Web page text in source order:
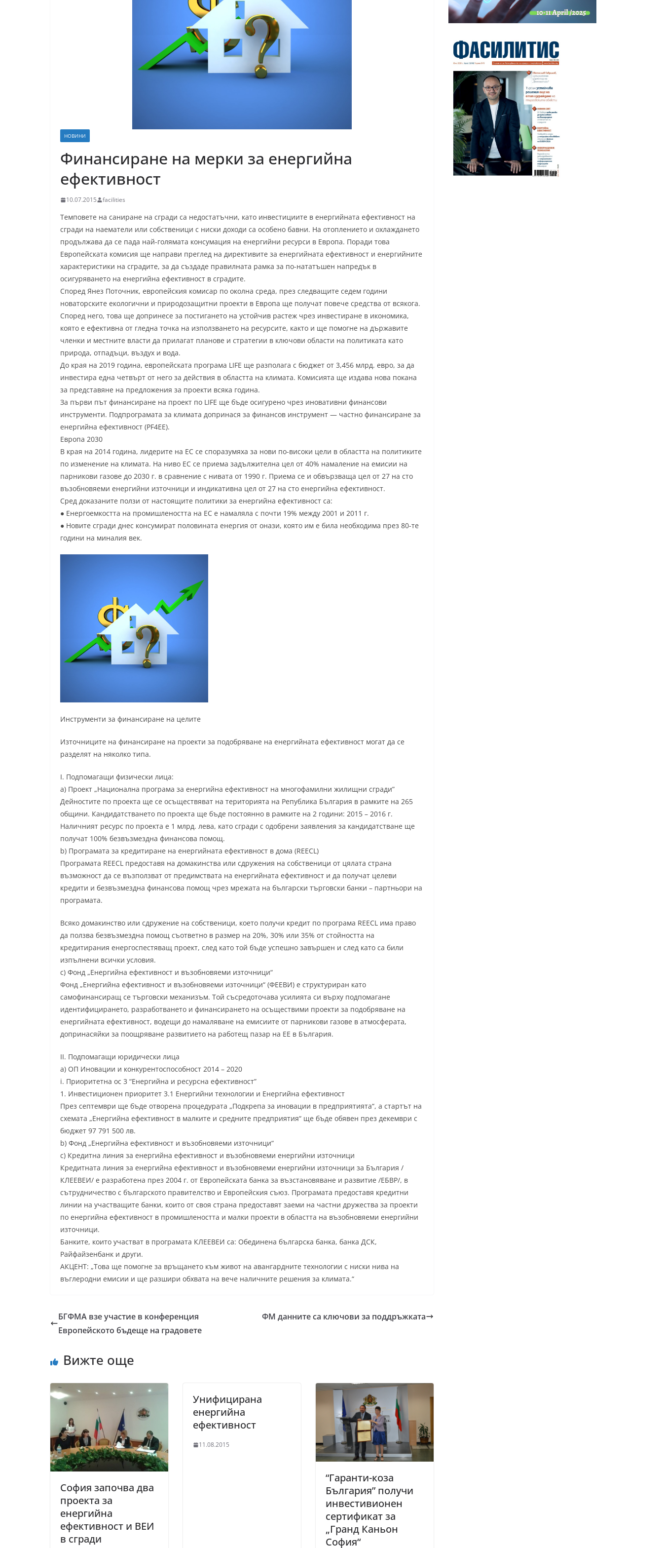
НОВИНИ
Финансиране на мерки за енергийна
ефективност
10.07.2015 facilities
Темповете на саниране на сгради са недостатъчни, като инвестициите в енергийната ефективност на
сгради на наематели или собственици с ниски доходи са особено бавни. На отоплението и охлаждането
продължава да се пада най-голямата консумация на енергийни ресурси в Европа. Поради това
Европейската комисия ще направи преглед на директивите за енергийната ефективност и енергийните
характеристики на сградите, за да създаде правилната рамка за по-нататъшен напредък в
осигуряването на енергийна ефективност в сградите.
Според Янез Поточник, европейския комисар по околна среда, през следващите седем години
новаторските екологични и природозащитни проекти в Европа ще получат повече средства от всякога.
Според него, това ще допринесе за постигането на устойчив растеж чрез инвестиране в икономика,
която е ефективна от гледна точка на използването на ресурсите, както и ще помогне на държавите
членки и местните власти да прилагат планове и стратегии в ключови области на политиката като
природа, отпадъци, въздух и вода.
До края на 2019 година, европейската програма LIFE ще разполага с бюджет от 3,456 млрд. евро, за да
инвестира една четвърт от него за действия в областта на климата. Комисията ще издава нова покана
за представяне на предложения за проекти всяка година.
За първи път финансиране на проект по LIFE ще бъде осигурено чрез иновативни финансови
инструменти. Подпрограмата за климата допринася за финансов инструмент — частно финансиране за
енергийна ефективност (PF4EE).
Европа 2030
В края на 2014 година, лидерите на ЕС се споразумяха за нови по-високи цели в областта на политиките
по изменение на климата. На ниво ЕС се приема задължителна цел от 40% намаление на емисии на
парникови газове до 2030 г. в сравнение с нивата от 1990 г. Приема се и обвързваща цел от 27 на сто
възобновяеми енергийни източници и индикативна цел от 27 на сто енергийна ефективност.
Сред доказаните ползи от настоящите политики за енергийна ефективност са:
● Енергоемкостта на промишлеността на ЕС е намаляла с почти 19% между 2001 и 2011 г.
● Новите сгради днес консумират половината енергия от онази, която им е била необходима през 80-те
години на миналия век.
Инструменти за финансиране на целите
Източниците на финансиране на проекти за подобряване на енергийната ефективност могат да се
разделят на няколко типа.
I. Подпомагащи физически лица:
a) Проект „Национална програма за енергийна ефективност на многофамилни жилищни сгради”
Дейностите по проекта ще се осъществяват на територията на Република България в рамките на 265
общини. Кандидатстването по проекта ще бъде постоянно в рамките на 2 години: 2015 – 2016 г.
Наличният ресурс по проекта е 1 млрд. лева, като сгради с одобрени заявления за кандидатстване ще
получат 100% безвъзмездна финансова помощ.
b) Програмата за кредитиране на енергийната ефективност в дома (REECL)
Програмата REECL предоставя на домакинства или сдружения на собственици от цялата страна
възможност да се възползват от предимствата на енергийната ефективност и да получат целеви
кредити и безвъзмездна финансова помощ чрез мрежата на български търговски банки – партньори на
програмата.
Всяко домакинство или сдружение на собственици, което получи кредит по програма REECL има право
да ползва безвъзмездна помощ съответно в размер на 20%, 30% или 35% от стойността на
кредитирания енергоспестяващ проект, след като той бъде успешно завършен и след като са били
изпълнени всички условия.
c) Фонд „Енергийна ефективност и възобновяеми източници“
Фонд „Енергийна ефективност и възобновяеми източници“ (ФЕЕВИ) е структуриран като
самофинансиращ се търговски механизъм. Той съсредоточава усилията си върху подпомагане
идентифицирането, разработването и финансирането на осъществими проекти за подобряване на
енергийната ефективност, водещи до намаляване на емисиите от парникови газове в атмосферата,
допринасяйки за поощряване развитието на работещ пазар на ЕЕ в България.
II. Подпомагащи юридически лица
a) ОП Иновации и конкурентоспособност 2014 – 2020
i. Приоритетна ос 3 “Енергийна и ресурсна ефективност”
1. Инвестиционен приоритет 3.1 Енергийни технологии и Енергийна ефективност
През септември ще бъде отворена процедурата „Подкрепа за иновации в предприятията“, а стартът на
схемата „Енергийна ефективност в малките и средните предприятия“ ще бъде обявен през декември с
бюджет 97 791 500 лв.
b) Фонд „Енергийна ефективност и възобновяеми източници“
c) Кредитна линия за енергийна ефективност и възобновяеми енергийни източници
Кредитната линия за енергийна ефективност и възобновяеми енергийни източници за България /
КЛЕЕВЕИ/ е разработена през 2004 г. от Европейската банка за възстановяване и развитие /ЕБВР/, в
сътрудничество с българското правителство и Европейския съюз. Програмата предоставя кредитни
линии на участващите банки, които от своя страна предоставят заеми на частни дружества за проекти
по енергийна ефективност в промишлеността и малки проекти в областта на възобновяеми енергийни
източници.
Банките, които участват в програмата КЛЕЕВЕИ са: Обединена българска банка, банка ДСК,
Райфайзенбанк и други.
АКЦЕНТ: „Това ще помогне за връщането към живот на авангардните технологии с ниски нива на
въглеродни емисии и ще разшири обхвата на вече наличните решения за климата.“
БГФМА взе участие в конференция
Европейското бъдеще на градовете
ФМ данните са ключови за поддръжката
Вижте още
София започва два
проекта за
енергийна
ефективност и ВЕИ
в сгради
Унифицирана
енергийна
ефективност
11.08.2015
“Гаранти-коза
България” получи
инвестивионен
сертификат за
„Гранд Каньон
София“